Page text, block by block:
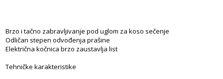
Brzo i tačno zabravljivanje pod uglom za koso sečenje
Odličan stepen odvođenja prašine
Električna kočnica brzo zaustavlja list
Tehničke karakteristike